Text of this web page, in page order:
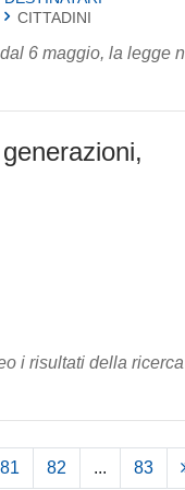
CITTADINI
6 maggio, la legge n
i risultati della ricerca
81 82 ... 83